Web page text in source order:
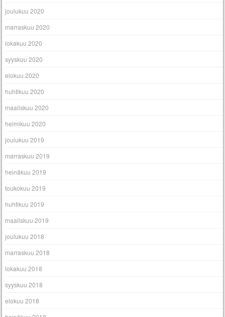
joulukuu 2020
marraskuu 2020
lokakuu 2020
syyskuu 2020
elokuu 2020
huhtikuu 2020
maaliskuu 2020
helmikuu 2020
joulukuu 2019
marraskuu 2019
heinäkuu 2019
toukokuu 2019
huhtikuu 2019
maaliskuu 2019
joulukuu 2018
marraskuu 2018
lokakuu 2018
syyskuu 2018
elokuu 2018